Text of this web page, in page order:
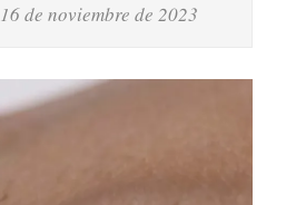
16 de noviembre de 2023